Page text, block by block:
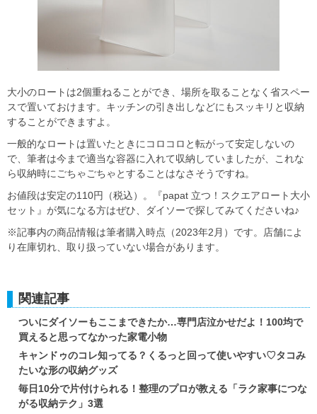
大小のロートは2個重ねることができ、場所を取ることなく省スペー
スで置いておけます。キッチンの引き出しなどにもスッキリと収納
することができますよ。
一般的なロートは置いたときにコロコロと転がって安定しないの
で、筆者は今まで適当な容器に入れて収納していましたが、これな
ら収納時にごちゃごちゃとすることはなさそうですね。
お値段は安定の110円（税込）。『papat 立つ！スクエアロート大小
セット』が気になる方はぜひ、ダイソーで探してみてくださいね♪
※記事内の商品情報は筆者購入時点（2023年2月）です。店舗によ
り在庫切れ、取り扱っていない場合があります。
関連記事
ついにダイソーもここまできたか…専門店泣かせだよ！100均で
買えると思ってなかった家電小物
キャンドゥのコレ知ってる？くるっと回って使いやすい♡タコみ
たいな形の収納グッズ
毎日10分で片付けられる！整理のプロが教える「ラク家事につな
がる収納テク」3選